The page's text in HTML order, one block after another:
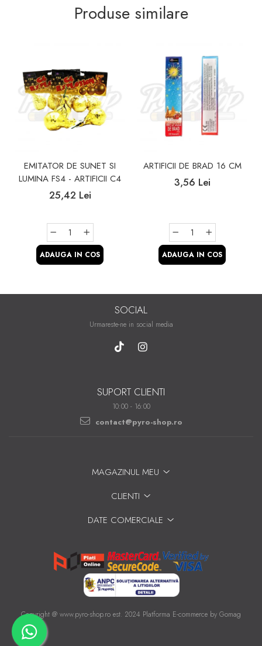
Produse similare
EMITATOR DE SUNET SI
LUMINA FS4 - ARTIFICII C4
25,42 Lei
ADAUGA IN COS
ARTIFICII DE BRAD 16 CM
3,56 Lei
ADAUGA IN COS
SOCIAL
Urmareste-ne in social media
SUPORT CLIENTI
10:00 - 16:00
contact@pyro-shop.ro
MAGAZINUL MEU
CLIENTI
DATE COMERCIALE
Copyright @ www.pyro-shop.ro est. 2024 Platforma E-commerce by Gomag